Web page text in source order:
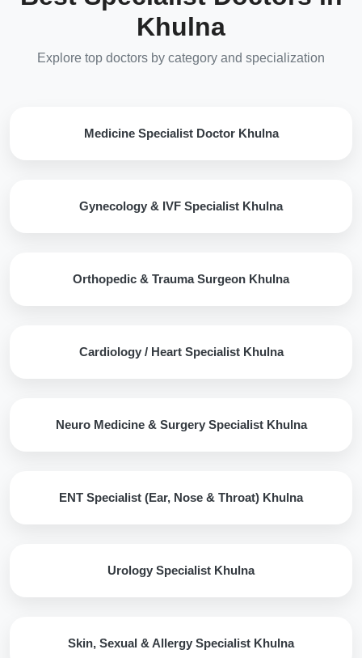
Khulna
Explore top doctors by category and specialization
Medicine Specialist Doctor Khulna
Gynecology & IVF Specialist Khulna
Orthopedic & Trauma Surgeon Khulna
Cardiology / Heart Specialist Khulna
Neuro Medicine & Surgery Specialist Khulna
ENT Specialist (Ear, Nose & Throat) Khulna
Urology Specialist Khulna
Skin, Sexual & Allergy Specialist Khulna